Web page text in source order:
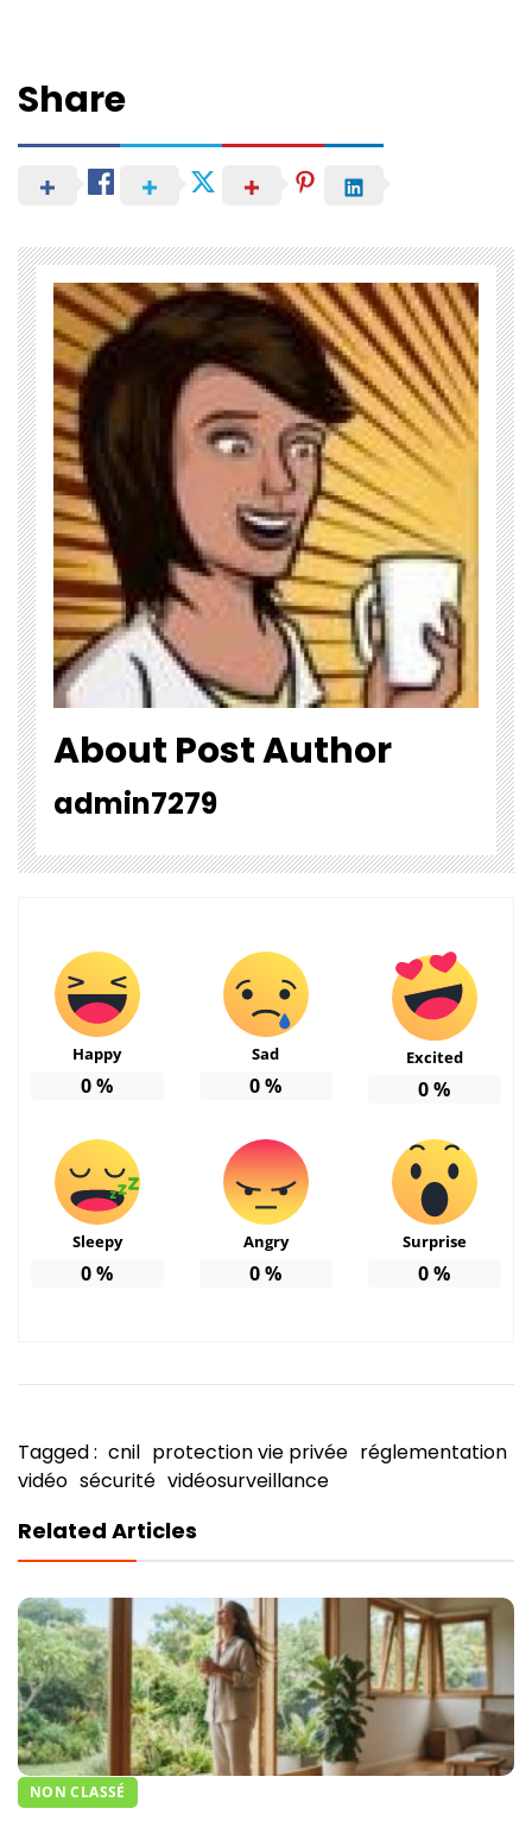
Share
About Post Author
admin7279
Happy
0%
Sad
0%
Excited
0%
Sleepy
0%
Angry
0%
Surprise
0%
Tagged : cnil protection vie privée réglementation
vidéo sécurité vidéosurveillance
Related Articles
NON CLASSÉ